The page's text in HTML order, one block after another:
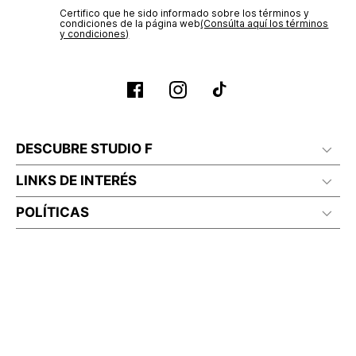
Certifico que he sido informado sobre los términos y
condiciones de la página web‎(Consúlta aquí los términos
y condiciones)
DESCUBRE STUDIO F
LINKS DE INTERÉS
POLÍTICAS